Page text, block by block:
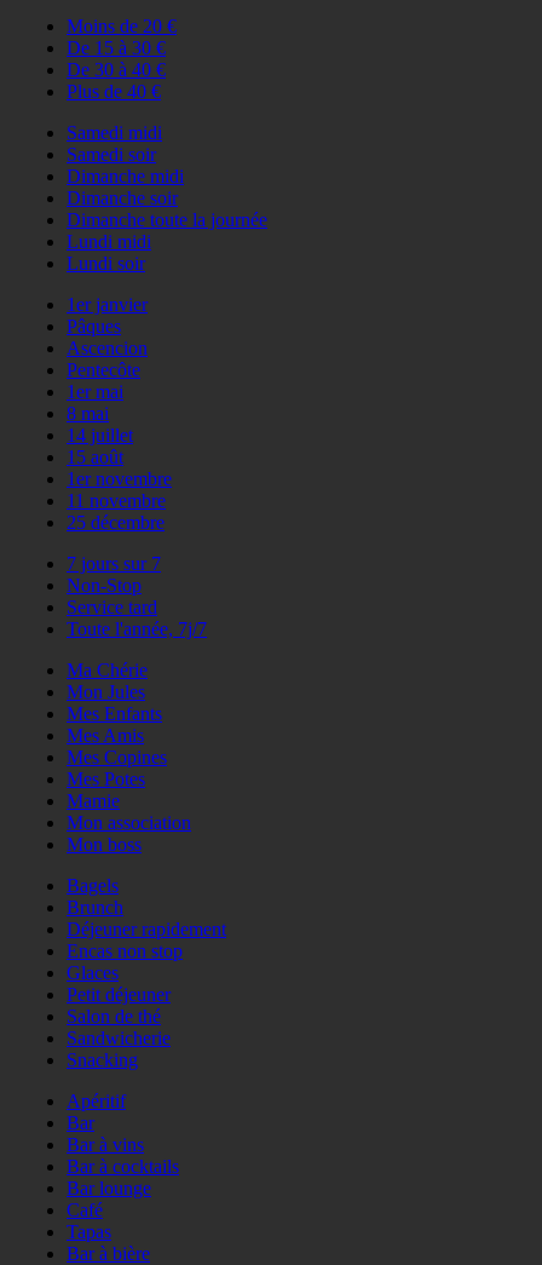
Moins de 20 €
De 15 à 30 €
De 30 à 40 €
Plus de 40 €
Samedi midi
Samedi soir
Dimanche midi
Dimanche soir
Dimanche toute la journée
Lundi midi
Lundi soir
1er janvier
Pâques
Ascencion
Pentecôte
1er mai
8 mai
14 juillet
15 août
1er novembre
11 novembre
25 décembre
7 jours sur 7
Non-Stop
Service tard
Toute l'année, 7j/7
Ma Chérie
Mon Jules
Mes Enfants
Mes Amis
Mes Copines
Mes Potes
Mamie
Mon association
Mon boss
Bagels
Brunch
Déjeuner rapidement
Encas non stop
Glaces
Petit déjeuner
Salon de thé
Sandwicherie
Snacking
Apéritif
Bar
Bar à vins
Bar à cocktails
Bar lounge
Café
Tapas
Bar à bière